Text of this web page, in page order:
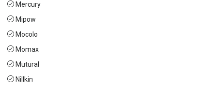
Mercury
Mipow
Mocolo
Momax
Mutural
Nillkin